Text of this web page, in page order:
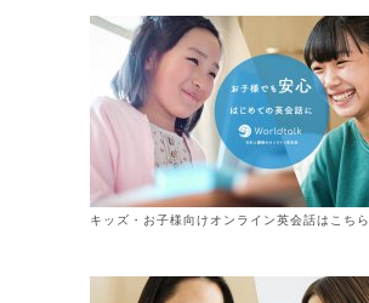
キッズ・お子様向けオンライン英会話はこちら